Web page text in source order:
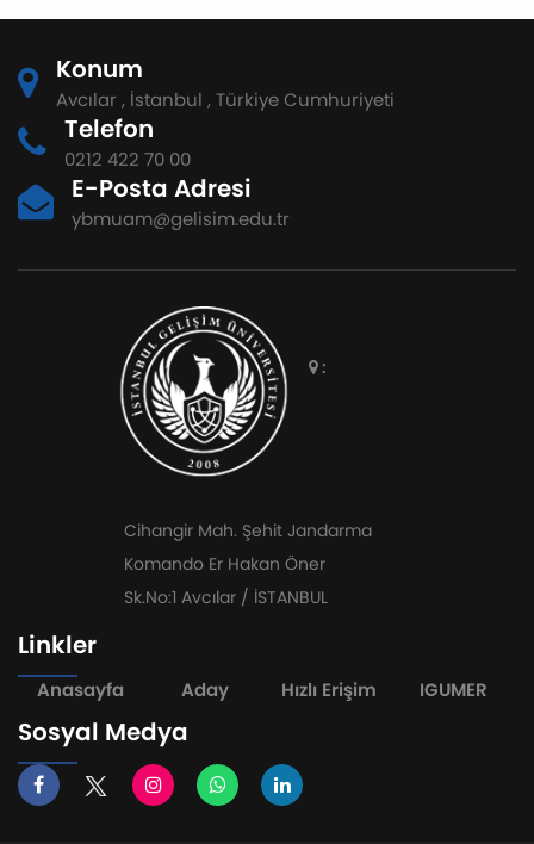
Konum
Avcılar , İstanbul , Türkiye Cumhuriyeti
Telefon
0212 422 70 00
E-Posta Adresi
ybmuam@gelisim.edu.tr
:
Cihangir Mah. Şehit Jandarma
Komando Er Hakan Öner
Sk.No:1 Avcılar / İSTANBUL
Linkler
Anasayfa Aday Hızlı Erişim IGUMER
Sosyal Medya